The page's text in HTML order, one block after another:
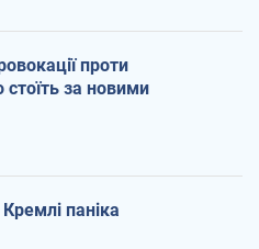
проти
стоїть за новими
паніка